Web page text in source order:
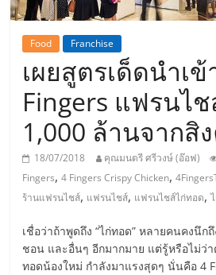
ธุรกิจ
เอ
ส
เอ็
มอี
ไทย,
Food Franchise
เผยสูตรเด็ดนำเข้
Fingers แฟรนไ
1,000 ล้านจากสิ
18/07/2018 คุณมนตรี ศรีวงษ์ (อ๊อฟ)
Fingers,4 Fingers Crispy Chicken,
ร้านแฟรนไชส์, แฟรนไชส์, แฟรนไชส์ไก่ทอด,
เชื่อว่าถ้าพูดถึง “ไก่ทอด” หลายคนคงนึก
ชอน และอื่นๆ อีกมากมาย แต่รู้หรือไม่ว่
ทอดน้องใหม่ กำลังมาแรงสุดๆ นั่นคือ 4